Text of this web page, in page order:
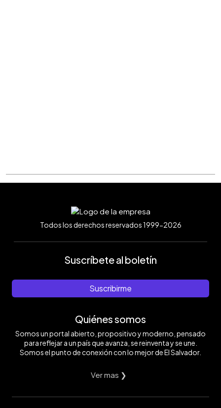
Todos los derechos reservados 1999-2026
Suscríbete al boletín
Suscribirme
Quiénes somos
Somos un portal abierto, propositivo y moderno, pensado
para reflejar a un país que avanza, se reinventa y se une.
Somos el punto de conexión con lo mejor de El Salvador.
Ver mas ❯